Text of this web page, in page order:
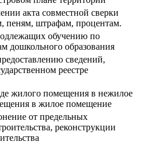
акта совместной сверки
пеням, штрафам, процентам.
обучению по
дошкольного образования
сведений,
реестре
жилого помещения в нежилое
в жилое помещение
от предельных
реконструкции